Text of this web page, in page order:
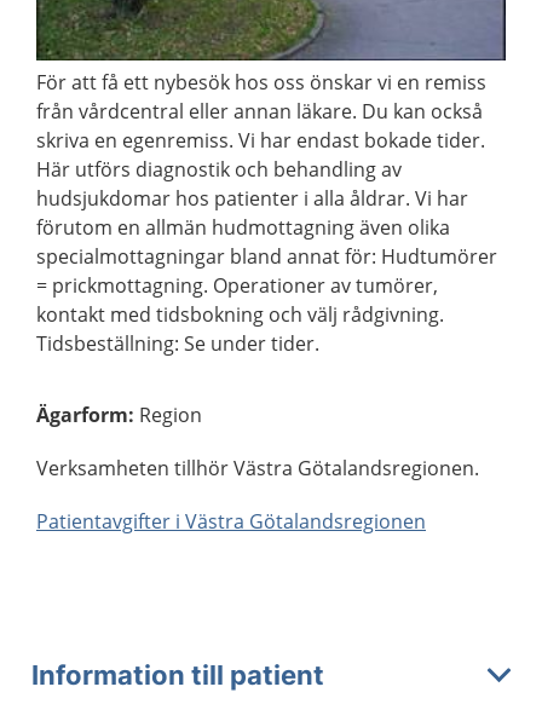
För att få ett nybesök hos oss önskar vi en remiss
från vårdcentral eller annan läkare. Du kan också
skriva en egenremiss. Vi har endast bokade tider.
Här utförs diagnostik och behandling av
hudsjukdomar hos patienter i alla åldrar. Vi har
förutom en allmän hudmottagning även olika
specialmottagningar bland annat för: Hudtumörer
= prickmottagning. Operationer av tumörer,
kontakt med tidsbokning och välj rådgivning.
Tidsbeställning: Se under tider.
Ägarform: Region
Verksamheten tillhör Västra Götalandsregionen.
Patientavgifter i Västra Götalandsregionen
Information till patient